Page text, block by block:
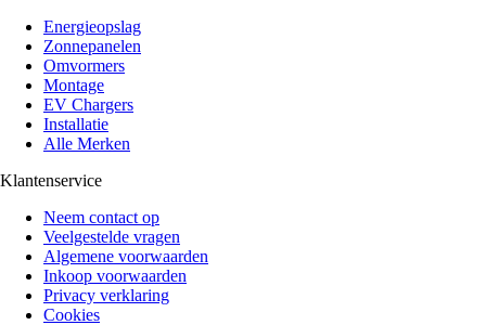
Energieopslag
Zonnepanelen
Omvormers
Montage
EV Chargers
Installatie
Alle Merken
Klantenservice
Neem contact op
Veelgestelde vragen
Algemene voorwaarden
Inkoop voorwaarden
Privacy verklaring
Cookies